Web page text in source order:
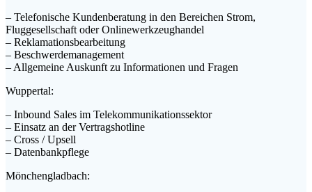
– Telefonische Kundenberatung in den Bereichen Strom,
Fluggesellschaft oder Onlinewerkzeughandel
– Reklamationsbearbeitung
– Beschwerdemanagement
– Allgemeine Auskunft zu Informationen und Fragen
Wuppertal:
– Inbound Sales im Telekommunikationssektor
– Einsatz an der Vertragshotline
– Cross / Upsell
– Datenbankpflege
Mönchengladbach: